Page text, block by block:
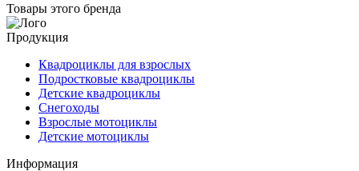
Товары этого бренда
Продукция
Квадроциклы для взрослых
Подростковые квадроциклы
Детские квадроциклы
Снегоходы
Взрослые мотоциклы
Детские мотоциклы
Информация